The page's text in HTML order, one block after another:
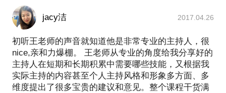
jacy洁 2017.04.26
初听王老师的声音就知道他是非常专业的主持人，很
nice,亲和力爆棚。 王老师从专业的角度给我分享好的
主持人在短期和长期积累中需要哪些技能，又根据我
实际主持的内容甚至个人主持风格和形象多方面、多
维度提出了很多宝贵的建议和意见。整个课程干货满